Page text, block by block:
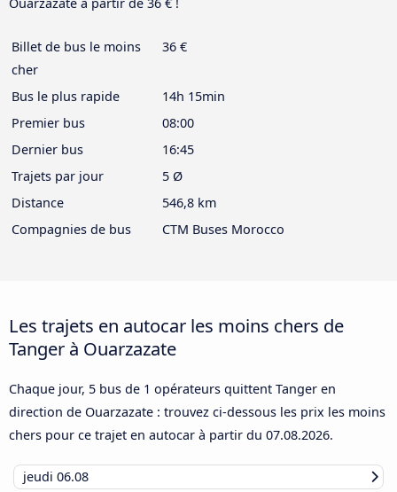
Billet de bus le moins
cher
36 €
Bus le plus rapide
14h 15min
Premier bus
08:00
Dernier bus
16:45
Trajets par jour
5 Ø
Distance
546,8 km
Compagnies de bus
CTM Buses Morocco
Les trajets en autocar les moins chers de
Tanger à Ouarzazate
Chaque jour, 5 bus de 1 opérateurs quittent Tanger en
direction de Ouarzazate : trouvez ci-dessous les prix les moins
chers pour ce trajet en autocar à partir du 07.08.2026.
jeudi 06.08